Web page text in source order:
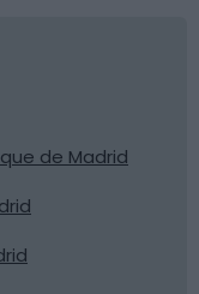
de Madrid